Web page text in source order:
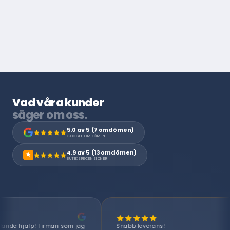
Vad våra kunder
säger om oss.
5.0 av 5 (7 omdömen)
GOOGLE OMDÖMEN
4.9 av 5 (13 omdömen)
BUTIKSRECENSIONER
Snabb leverans!